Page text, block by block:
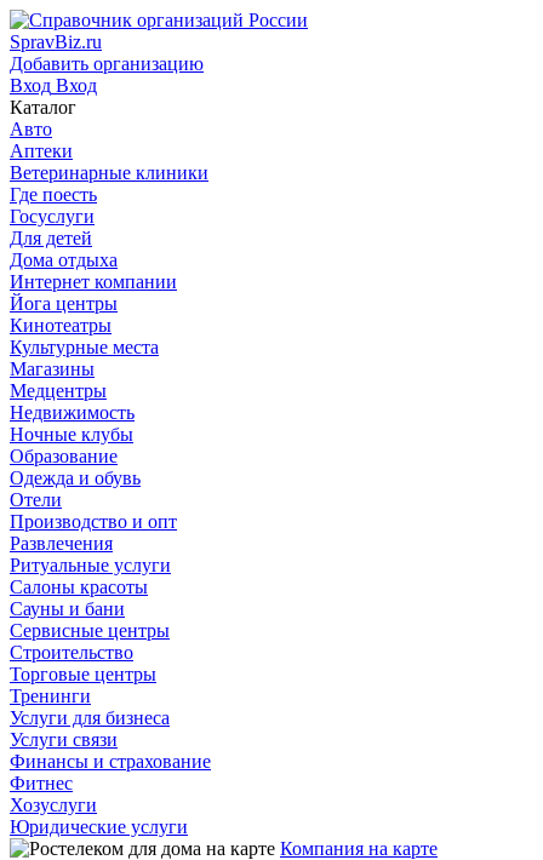
SpravBiz.ru
Добавить организацию
Вход Вход
Каталог
Авто
Аптеки
Ветеринарные клиники
Где поесть
Госуслуги
Для детей
Дома отдыха
Интернет компании
Йога центры
Кинотеатры
Культурные места
Магазины
Медцентры
Недвижимость
Ночные клубы
Образование
Одежда и обувь
Отели
Производство и опт
Развлечения
Ритуальные услуги
Салоны красоты
Сауны и бани
Сервисные центры
Строительство
Торговые центры
Тренинги
Услуги для бизнеса
Услуги связи
Финансы и страхование
Фитнес
Хозуслуги
Юридические услуги
Компания на карте